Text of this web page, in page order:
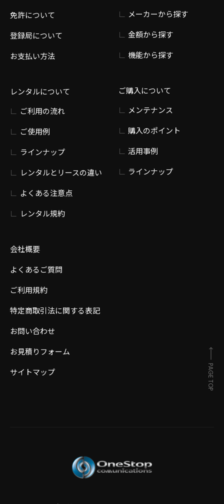
免許について
登録局について
お支払い方法
レンタルについて
ご利用の流れ
ご使用例
ラインナップ
レンタルとリースの違い
よくある注意点
レンタル規約
会社概要
よくあるご質問
ご利用規約
特定商取引法に関する表記
お問い合わせ
お見積りフォーム
サイトマップ
メーカーから探す
金額から探す
機能から探す
ご購入について
メンテナンス
購入のポイント
活用事例
ラインナップ
PAGE TOP